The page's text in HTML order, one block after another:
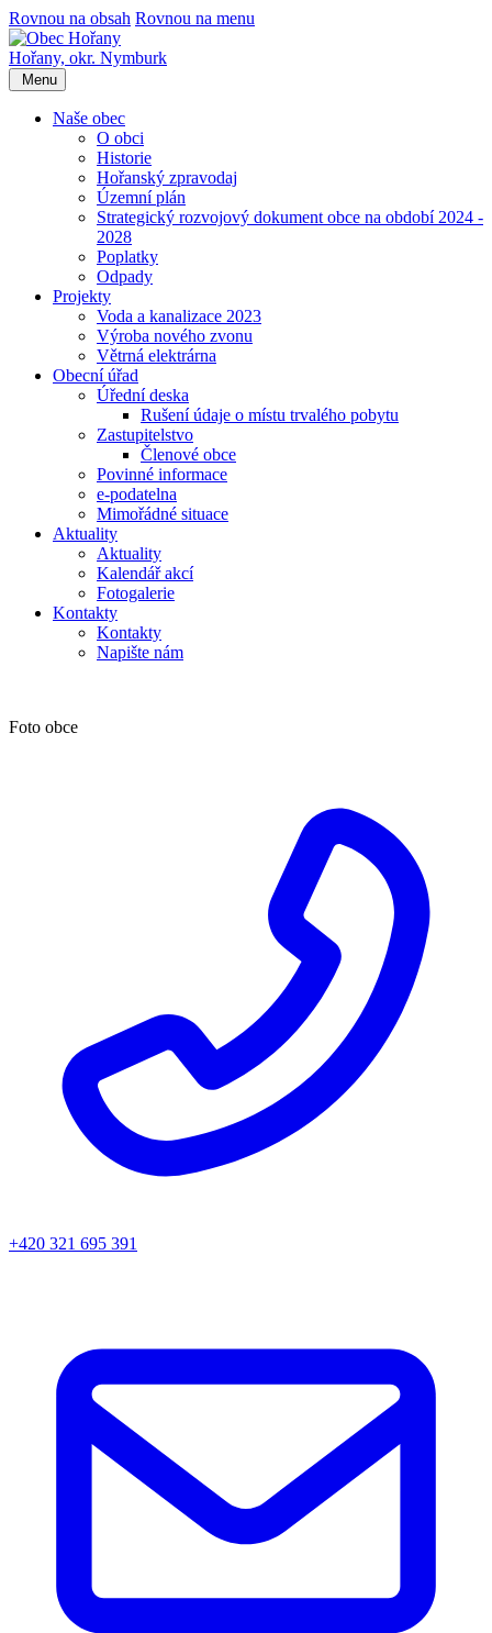
Rovnou na obsah Rovnou na menu
Hořany, okr. Nymburk
Menu
Naše obec
O obci
Historie
Hořanský zpravodaj
Územní plán
Strategický rozvojový dokument obce na období 2024 -
2028
Poplatky
Odpady
Projekty
Voda a kanalizace 2023
Výroba nového zvonu
Větrná elektrárna
Obecní úřad
Úřední deska
Rušení údaje o místu trvalého pobytu
Zastupitelstvo
Členové obce
Povinné informace
e-podatelna
Mimořádné situace
Aktuality
Aktuality
Kalendář akcí
Fotogalerie
Kontakty
Kontakty
Napište nám
Foto obce
+420 321 695 391